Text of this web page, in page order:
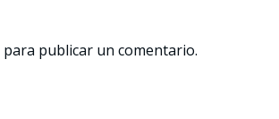
para publicar un comentario.